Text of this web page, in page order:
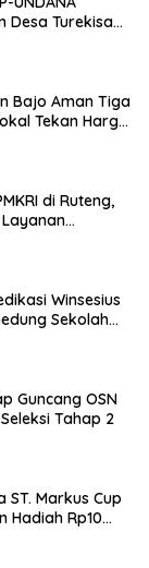
Desa Turekisa
Bajo Aman Tiga
Tekan Harga
di Ruteng,
Winsesius
Sekolah
Guncang OSN
Tahap 2
ST. Markus Cup
Hadiah Rp10